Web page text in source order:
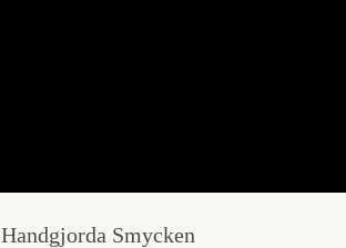
Handgjorda Smycken